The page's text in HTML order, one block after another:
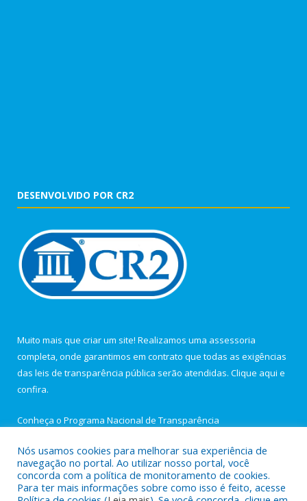
DESENVOLVIDO POR CR2
Muito mais que criar um site! Realizamos uma assessoria
completa, onde garantimos em contrato que todas as exigências
das leis de transparência pública serão atendidas. Clique aqui e
confira.
Conheça o Programa Nacional de Transparência
Todos os direitos reservados a Câmara Municipal de Igarapé-
Nós usamos cookies para melhorar sua experiência de
navegação no portal. Ao utilizar nosso portal, você
concorda com a política de monitoramento de cookies.
Para ter mais informações sobre como isso é feito, acesse